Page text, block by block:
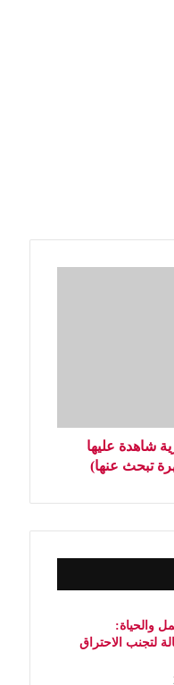
شاهدة عليها
تبحث عنها)
والحياة:
لتجنب الاحتراق